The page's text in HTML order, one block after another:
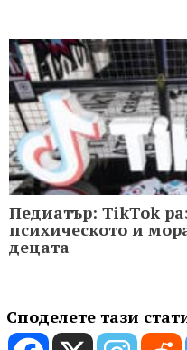
Педиатър: TikTok
психическото и
децата
Споделете тази